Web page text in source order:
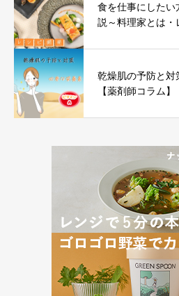
食を仕事にしたい
説～料理家とは・
乾燥肌の予防と対
【薬剤師コラム】